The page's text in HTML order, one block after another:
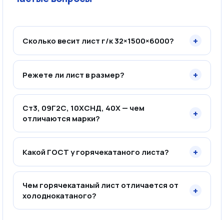
Сколько весит лист г/к 32×1500×6000? +
Режете ли лист в размер? +
Ст3, 09Г2С, 10ХСНД, 40Х — чем
отличаются марки?
+
Какой ГОСТ у горячекатаного листа? +
Чем горячекатаный лист отличается от
холоднокатаного?
+